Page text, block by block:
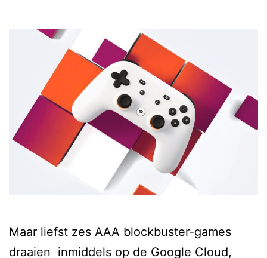
Maar liefst zes AAA blockbuster-games
draaien inmiddels op de Google Cloud,